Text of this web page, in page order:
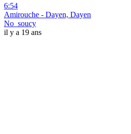
6:54
Amirouche - Dayen, Dayen
No_soucy
il y a 19 ans